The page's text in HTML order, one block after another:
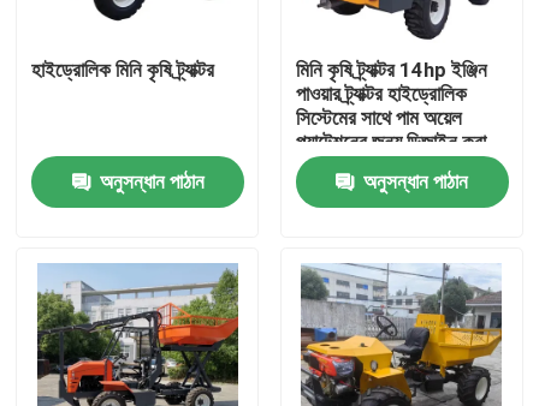
পণ্য
হাইড্রোলিক মিনি কৃষি ট্র্যাক্টর
অনুসন্ধান পাঠান
মিনি কৃষি ট্র্যাক্টর 14hp ইঞ্জিন
পাওয়ার ট্র্যাক্টর হাইড্রোলিক
সিস্টেমের সাথে পাম অয়েল
প্ল্যান্টেশনের জন্য ডিজাইন করা
হয়েছে
অনুসন্ধান পাঠান